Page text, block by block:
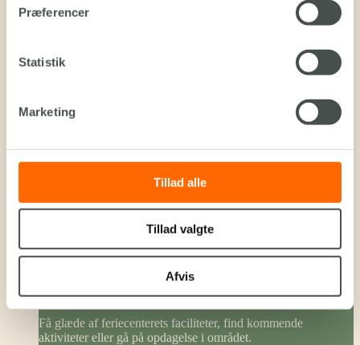
Præferencer
Statistik
Marketing
Tillad alle
Tillad valgte
Afvis
Firmaer
Grønne rammer til dit næste møde, kursusophold eller til
Undersøg vores B2B muligheder
I OG MED NATUREN
Få glæde af feriecenterets faciliteter, find kommende
aktiviteter eller gå på opdagelse i området.